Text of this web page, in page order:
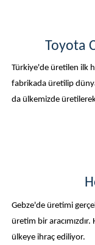
Toyota
Türkiye'de üretilen ilk
fabrikada üretilip
da ülkemizde
Gebze'de üretimi
üretim bir
ülkeye ihraç ediliyor.